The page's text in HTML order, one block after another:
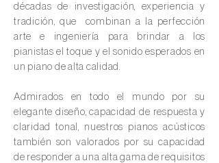
décadas de investigación, experiencia y
tradición, que combinan a la perfección
arte e ingeniería para brindar a los
pianistas el toque y el sonido esperados en
un piano de alta calidad.
Admirados en todo el mundo por su
elegante diseño, capacidad de respuesta y
claridad tonal, nuestros pianos acústicos
también son valorados por su capacidad
de responder a una alta gama de requisitos